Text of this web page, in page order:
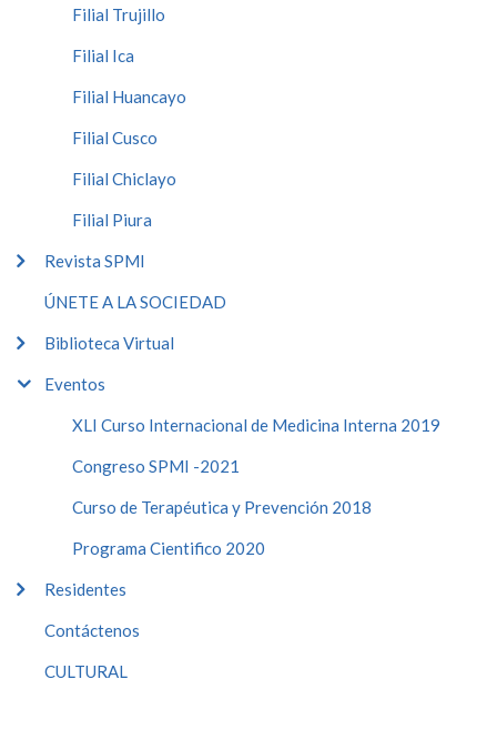
Filial Trujillo
Filial Ica
Filial Huancayo
Filial Cusco
Filial Chiclayo
Filial Piura
Revista SPMI
ÚNETE A LA SOCIEDAD
Biblioteca Virtual
Eventos
XLI Curso Internacional de Medicina Interna 2019
Congreso SPMI -2021
Curso de Terapéutica y Prevención 2018
Programa Cientifico 2020
Residentes
Contáctenos
CULTURAL